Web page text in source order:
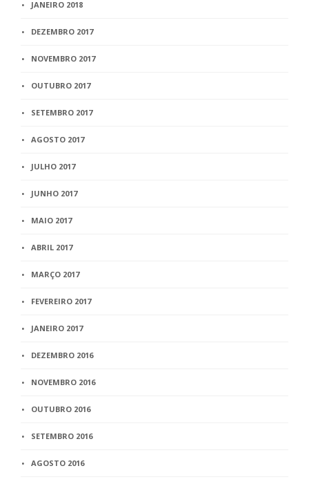
JANEIRO 2018
DEZEMBRO 2017
NOVEMBRO 2017
OUTUBRO 2017
SETEMBRO 2017
AGOSTO 2017
JULHO 2017
JUNHO 2017
MAIO 2017
ABRIL 2017
MARÇO 2017
FEVEREIRO 2017
JANEIRO 2017
DEZEMBRO 2016
NOVEMBRO 2016
OUTUBRO 2016
SETEMBRO 2016
AGOSTO 2016